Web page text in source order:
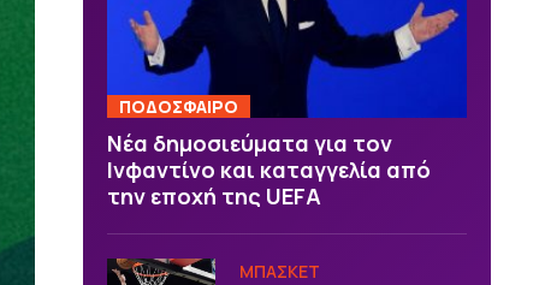
ΠΟΔΟΣΦΑΙΡΟ
Νέα δημοσιεύματα για τον
Ινφαντίνο και καταγγελία από
την εποχή της UEFA
ΜΠΑΣΚΕΤ